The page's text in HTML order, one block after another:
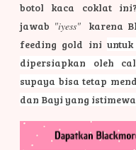
botol kaca coklat
jawab "iyess"karena
feeding gold ini
dipersiapkan oleh
supaya bisa tetap
dan Bayi yang